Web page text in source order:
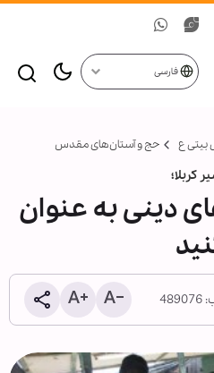
فارسی
بیتی ع حج و آستان‌های مقدس
کربلا؛
دینی به عنوان